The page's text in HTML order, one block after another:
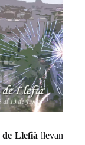
de Llefià llevan